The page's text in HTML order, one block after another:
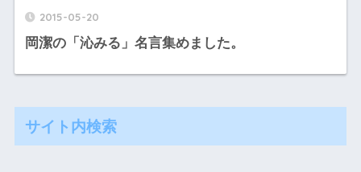
2015-05-20
岡潔の「沁みる」名言集めました。
サイト内検索